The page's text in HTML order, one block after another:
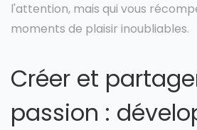
l'attention, mais qui vous
moments de plaisir inoubliables.
Créer et
passion :